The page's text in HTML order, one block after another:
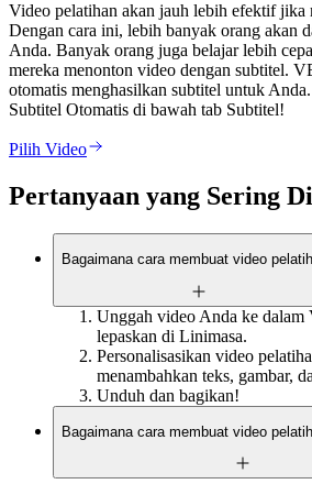
Video pelatihan akan jauh lebih efektif jika
Dengan cara ini, lebih banyak orang akan
Anda. Banyak orang juga belajar lebih
mereka menonton video dengan subtitel.
otomatis menghasilkan subtitel untuk
Subtitel Otomatis di bawah tab Subtitel!
Pilih Video
Pertanyaan yang Sering
Bagaimana cara membuat video
Unggah video Anda ke
lepaskan di Linimasa.
Personalisasikan video
menambahkan teks, gambar,
Unduh dan bagikan!
Bagaimana cara membuat video